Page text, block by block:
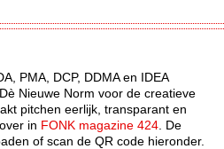
PMA, DCP, DDMA en IDEA
Nieuwe Norm voor de creatieve
pitchen eerlijk, transparant en
in FONK magazine 424 . De
of scan de QR code hieronder.